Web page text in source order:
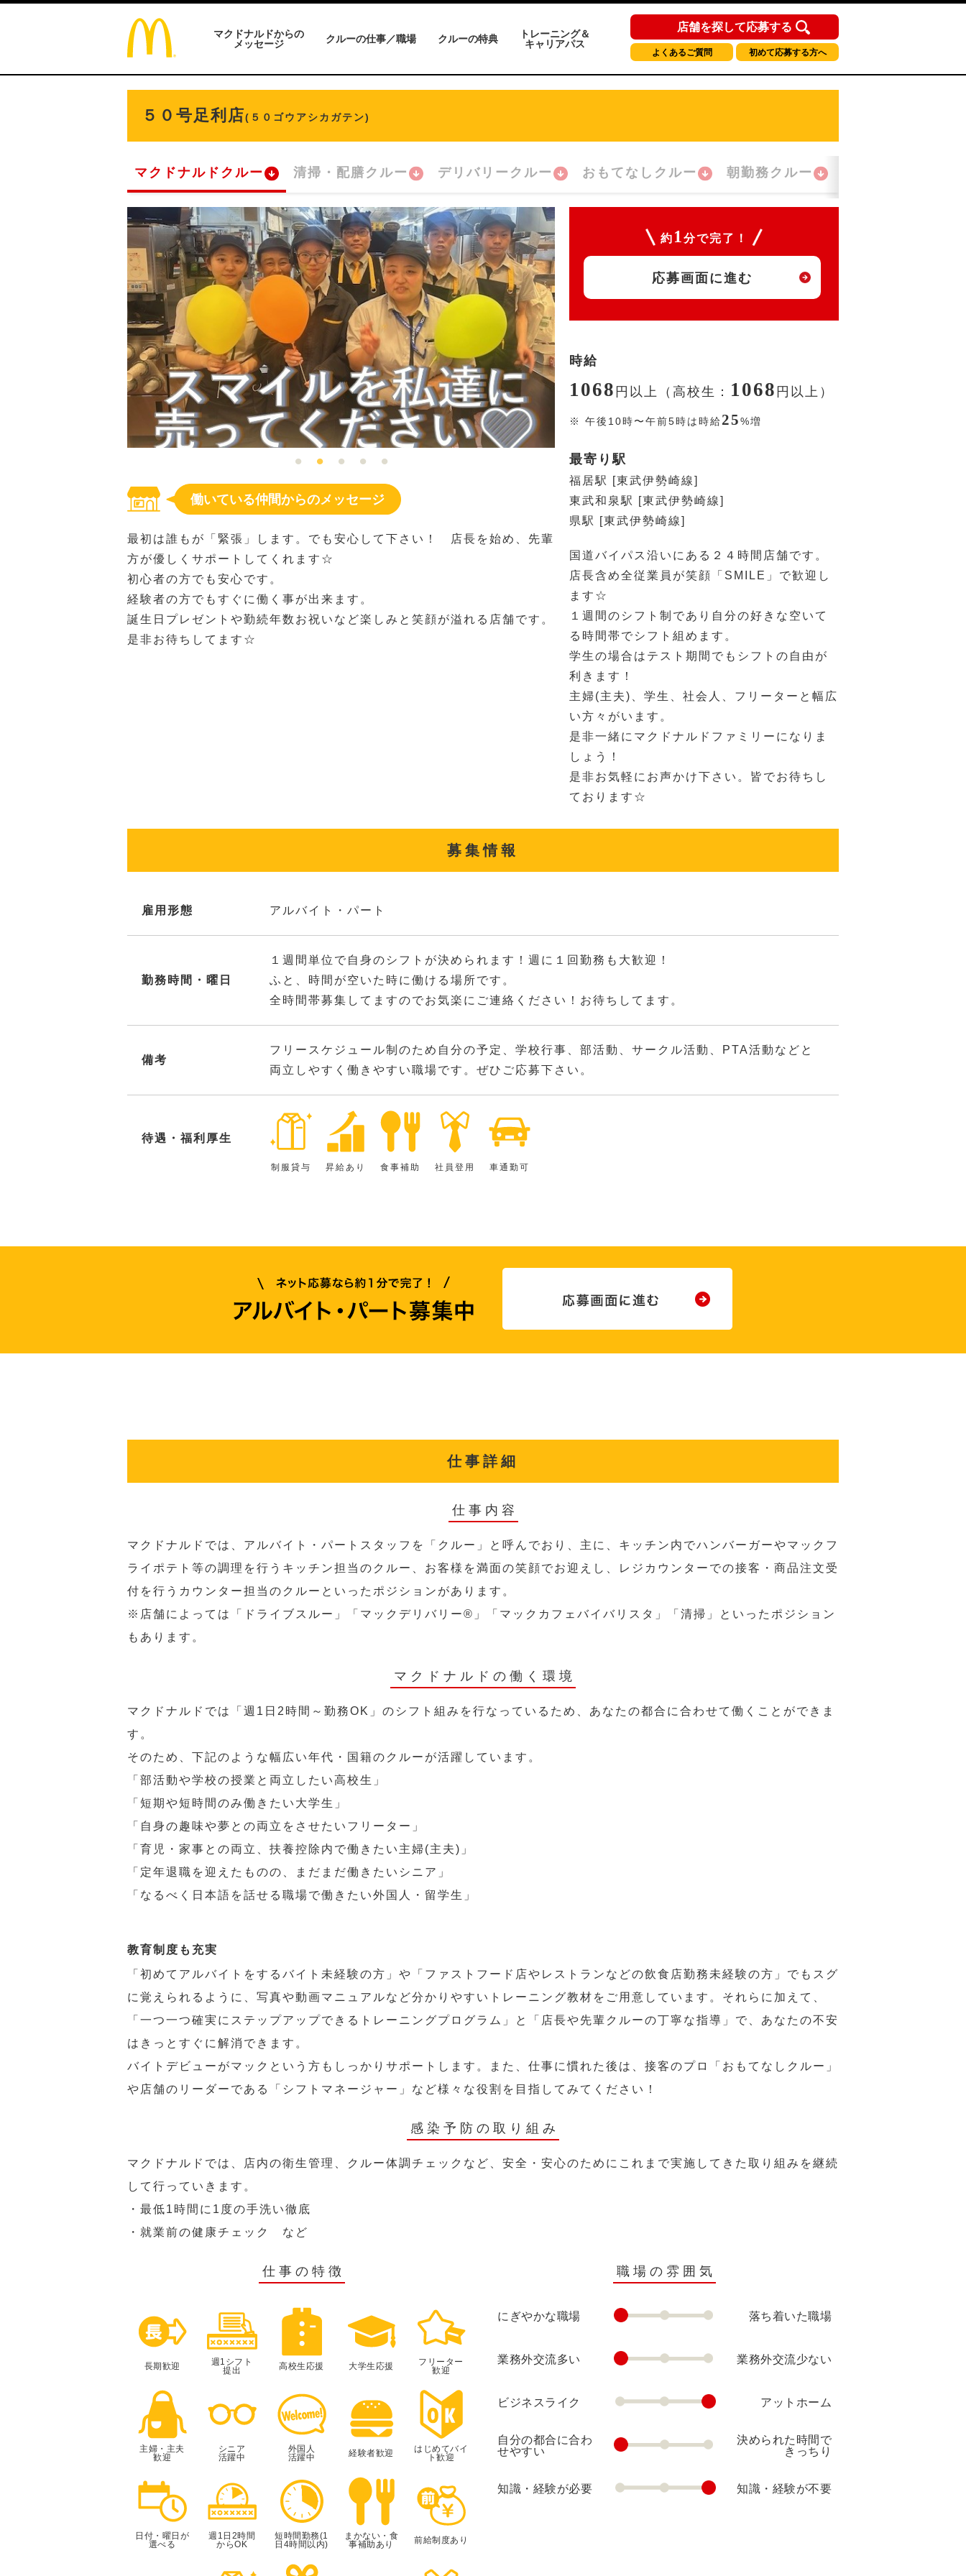
マクドナルドからの
メッセージ
クルーの仕事／職場 クルーの特典
トレーニング＆
キャリアパス
店舗を探して応募する
よくあるご質問 初めて応募する方へ
５０号足利店(５０ゴウアシカガテン)
マクドナルドクルー 清掃・配膳クルー デリバリークルー おもてなしクルー 朝勤務クルー
働いている仲間からのメッセージ
最初は誰もが「緊張」します。でも安心して下さい！ 店長を始め、先輩
方が優しくサポートしてくれます☆
初心者の方でも安心です。
経験者の方でもすぐに働く事が出来ます。
誕生日プレゼントや勤続年数お祝いなど楽しみと笑顔が溢れる店舗です。
是非お待ちしてます☆
約 1 分で完了！
応募画面に進む
時給
1068 円 以上（高校生： 1068 円 以上）
※ 午後10時〜午前5時は時給25%増
最寄り駅
福居駅 [東武伊勢崎線]
東武和泉駅 [東武伊勢崎線]
県駅 [東武伊勢崎線]
国道バイパス沿いにある２４時間店舗です。
店長含め全従業員が笑顔「SMILE」で歓迎し
ます☆
１週間のシフト制であり自分の好きな空いて
る時間帯でシフト組めます。
学生の場合はテスト期間でもシフトの自由が
利きます！
主婦(主夫)、学生、社会人、フリーターと幅広
い方々がいます。
是非一緒にマクドナルドファミリーになりま
しょう！
是非お気軽にお声かけ下さい。皆でお待ちし
ております☆
募集情報
雇用形態 アルバイト・パート
勤務時間・曜日
１週間単位で自身のシフトが決められます！週に１回勤務も大歓迎！
ふと、時間が空いた時に働ける場所です。
全時間帯募集してますのでお気楽にご連絡ください！お待ちしてます。
備考
フリースケジュール制のため自分の予定、学校行事、部活動、サークル活動、PTA活動などと
両立しやすく働きやすい職場です。ぜひご応募下さい。
待遇・福利厚生
制服貸与 昇給あり 食事補助 社員登用 車通勤可
仕事詳細
仕事内容
マクドナルドでは、アルバイト・パートスタッフを「クルー」と呼んでおり、主に、キッチン内でハンバーガーやマックフ
ライポテト等の調理を行うキッチン担当のクルー、お客様を満面の笑顔でお迎えし、レジカウンターでの接客・商品注文受
付を行うカウンター担当のクルーといったポジションがあります。
※店舗によっては「ドライブスルー」「マックデリバリー®︎」「マックカフェバイバリスタ」「清掃」といったポジション
もあります。
マクドナルドの働く環境
マクドナルドでは「週1日2時間～勤務OK」のシフト組みを行なっているため、あなたの都合に合わせて働くことができま
す。
そのため、下記のような幅広い年代・国籍のクルーが活躍しています。
「部活動や学校の授業と両立したい高校生」
「短期や短時間のみ働きたい大学生」
「自身の趣味や夢との両立をさせたいフリーター」
「育児・家事との両立、扶養控除内で働きたい主婦(主夫)」
「定年退職を迎えたものの、まだまだ働きたいシニア」
「なるべく日本語を話せる職場で働きたい外国人・留学生」
教育制度も充実
「初めてアルバイトをするバイト未経験の方」や「ファストフード店やレストランなどの飲食店勤務未経験の方」でもスグ
に覚えられるように、写真や動画マニュアルなど分かりやすいトレーニング教材をご用意しています。それらに加えて、
「一つ一つ確実にステップアップできるトレーニングプログラム」と「店長や先輩クルーの丁寧な指導」で、あなたの不安
はきっとすぐに解消できます。
バイトデビューがマックという方もしっかりサポートします。また、仕事に慣れた後は、接客のプロ「おもてなしクルー」
や店舗のリーダーである「シフトマネージャー」など様々な役割を目指してみてください！
感染予防の取り組み
マクドナルドでは、店内の衛生管理、クルー体調チェックなど、安全・安心のためにこれまで実施してきた取り組みを継続
して行っていきます。
・最低1時間に1度の手洗い徹底
・就業前の健康チェック など
仕事の特徴
長期歓迎
週1シフト
提出
高校生応援 大学生応援
フリーター
歓迎
主婦・主夫
歓迎
シニア
活躍中
外国人
活躍中
経験者歓迎
はじめてバイ
ト歓迎
日付・曜日が
選べる
週1日2時間
からOK
短時間勤務(1
日4時間以内)
まかない・食
事補助あり
前給制度あり
職場の雰囲気
にぎやかな職場 落ち着いた職場
業務外交流多い 業務外交流少ない
ビジネスライク アットホーム
自分の都合に合わ
せやすい
決められた時間で
きっちり
知識・経験が必要 知識・経験が不要